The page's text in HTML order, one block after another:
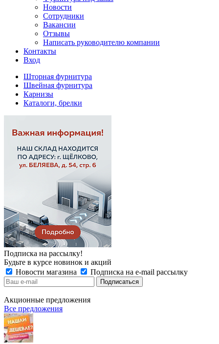
Новости
Сотрудники
Вакансии
Отзывы
Написать руководителю компании
Контакты
Вход
Шторная фурнитура
Швейная фурнитура
Карнизы
Каталоги, брелки
Подписка на рассылку!
Будьте в курсе новинок и акций
Новости магазина
Подписка на e-mail рассылку
Акционные предложения
Все предложения